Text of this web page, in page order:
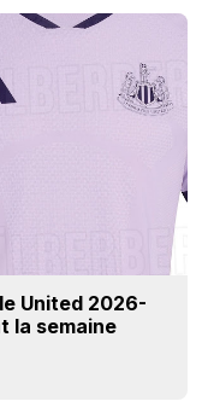
United 2026-
la semaine